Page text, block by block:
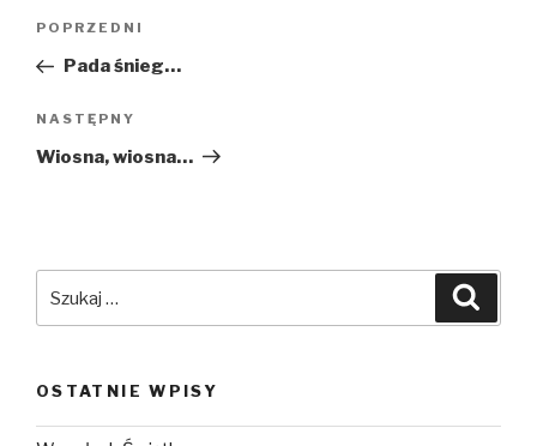
Nawigacja
Poprzedni
wpis
POPRZEDNI
Pada śnieg…
Następny
wpis
NASTĘPNY
Wiosna, wiosna…
OSTATNIE WPISY